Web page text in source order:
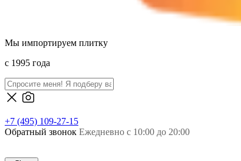
Мы импортируем плитку
c 1995 года
+7 (495) 109-27-15
Обратный звонок Ежедневно с 10:00 до 20:00